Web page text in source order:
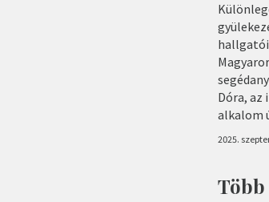
Dóra, az
alkalom
2025.
Több